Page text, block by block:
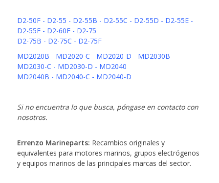
D2-50F - D2-55 - D2-55B - D2-55C - D2-55D - D2-55E -
D2-55F - D2-60F - D2-75
D2-75B - D2-75C - D2-75F
MD2020B - MD2020-C - MD2020-D - MD2030B -
MD2030-C - MD2030-D - MD2040
MD2040B - MD2040-C - MD2040-D
Si no encuentra lo que busca, póngase en contacto con
nosotros.
Errenzo Marineparts: Recambios originales y
equivalentes para motores marinos, grupos electrógenos
y equipos marinos de las principales marcas del sector.